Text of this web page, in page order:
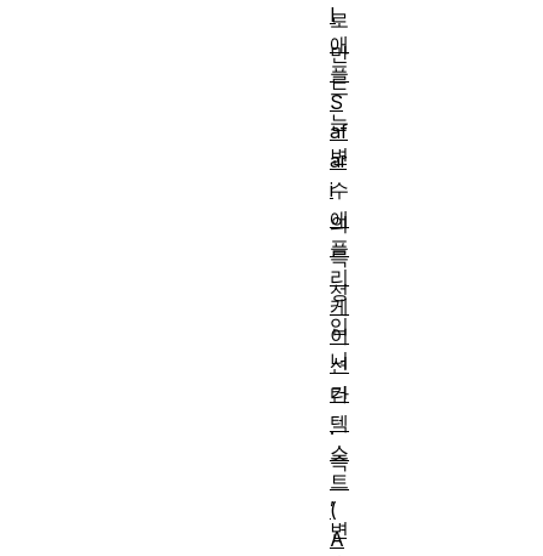
로
만
드
는
변
수
의
특
성
입
니
다
.
즉
,
변
I
애
플
S
af
ar
i
애
플
리
케
이
션
컨
텍
스
트
(
A